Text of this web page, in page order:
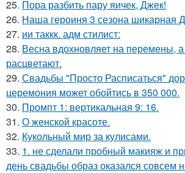
25. Пора разбить пару яичек, Джек!
26. Наша героиня 3 сезона шикарная
27. ии таккк. адм стилист:
28. Весна вдохновляет на перемены,
расцветают.
29. Свадьбы "Просто Расписаться"
церемония может обойтись в 350 000.
30. Промпт 1: вертикальная 9: 16.
31. О женской красоте.
32. Кукольный мир за кулисами.
33. 1. не сделали пробный макияж и
день свадьбы образ оказался совсем